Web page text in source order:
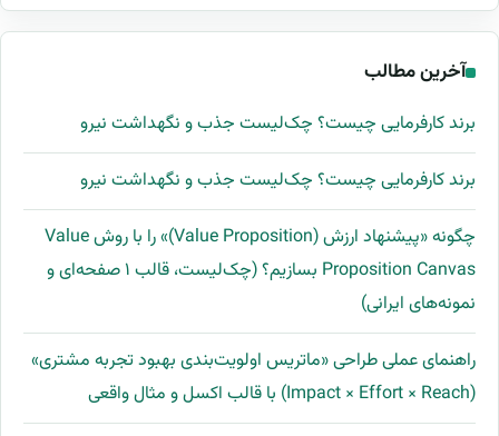
آخرین مطالب
برند کارفرمایی چیست؟ چک‌لیست جذب و نگهداشت نیرو
برند کارفرمایی چیست؟ چک‌لیست جذب و نگهداشت نیرو
چگونه «پیشنهاد ارزش (Value Proposition)» را با روش Value
Proposition Canvas بسازیم؟ (چک‌لیست، قالب ۱ صفحه‌ای و
نمونه‌های ایرانی)
راهنمای عملی طراحی «ماتریس اولویت‌بندی بهبود تجربه مشتری»
(Impact × Effort × Reach) با قالب اکسل و مثال واقعی